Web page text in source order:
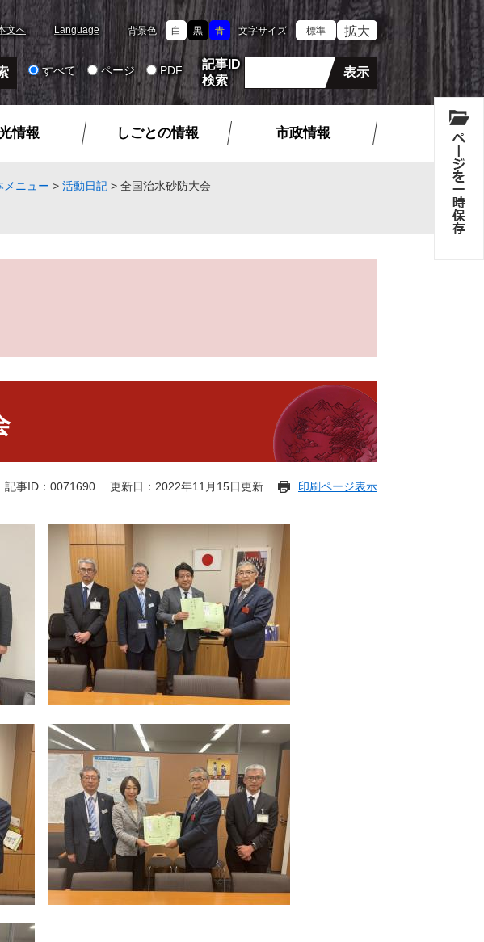
文へ Language 背景色 白 黒 青 文字サイズ 標準 拡大
すべて ページ PDF
記事ID
検索
情報 しごとの情報 市政情報
メニュー > 活動日記 > 全国治水砂防大会
記事ID：0071690 更新日：2022年11月15日更新 印刷ページ表示